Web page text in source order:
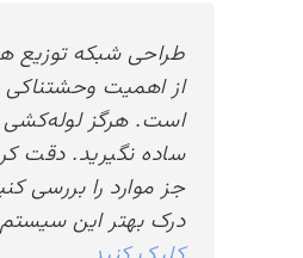
طراحی شبکه توزیع
از اهمیت وحشتناکی
است. هرگز لوله‌کشی
ساده نگیرید. دقت
جز موارد را بررسی
درک بهتر این